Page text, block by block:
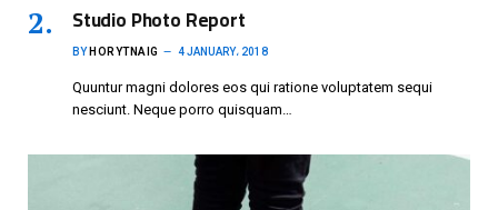
Studio Photo Report
BY HORYTNAIG 4 JANUARY، 2018
Quuntur magni dolores eos qui ratione voluptatem sequi
nesciunt. Neque porro quisquam…